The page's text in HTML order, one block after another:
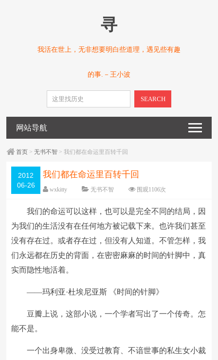
寻
我活在世上，无非想要明白些道理，遇见些有趣
的事.－王小波
SEARCH
网站导航
首页 >无书不智 > 我们都在命运里百转千回
2012
06-26
我们都在命运里百转千回
wxkitty 无书不智 围观1106次
字体： 大 中 小
我们的命运可以这样，也可以是完全不同的结局，因
为我们的生活没有在任何地方被记载下来。也许我们甚至
没有存在过。或者存在过，但没有人知道。不管怎样，我
们永远都在历史的背面，在密密麻麻的时间的针脚中，真
实而隐性地活着。
——玛利亚·杜埃尼亚斯 《时间的针脚》
豆瓣上说，这部小说，一个学者写出了一个传奇。怎
能不是。
一个出身卑微、没受过教育、不谙世事的私生女小裁